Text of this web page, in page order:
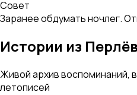
Совет
Заранее обдумать ночлег.
Истории из
Живой архив воспоминаний,
летописей